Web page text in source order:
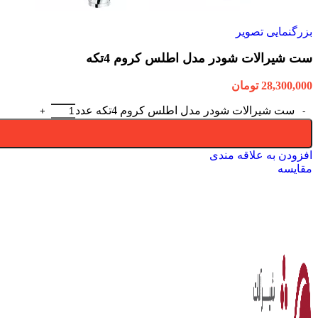
بزرگنمایی تصویر
ست شیرالات شودر مدل اطلس کروم 4تکه
28,300,000 تومان
ست شیرالات شودر مدل اطلس کروم 4تکه عدد
افزودن به علاقه مندی
مقایسه